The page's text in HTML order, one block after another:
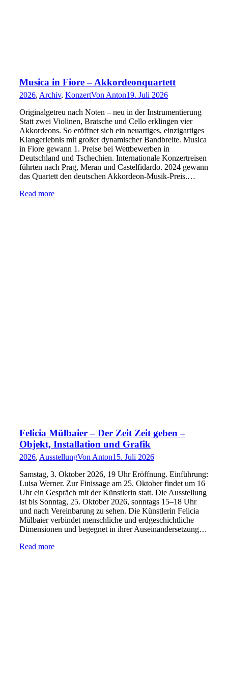
Musica in Fiore – Akkordeonquartett
2026, Archiv, KonzertVon Anton19. Juli 2026
Originalgetreu nach Noten – neu in der Instrumentierung
Statt zwei Violinen, Bratsche und Cello erklingen vier
Akkordeons. So eröffnet sich ein neuartiges, einzigartiges
Klangerlebnis mit großer dynamischer Bandbreite. Musica
in Fiore gewann 1. Preise bei Wettbewerben in
Deutschland und Tschechien. Internationale Konzertreisen
führten nach Prag, Meran und Castelfidardo. 2024 gewann
das Quartett den deutschen Akkordeon-Musik-Preis.…
Read more
Felicia Mülbaier – Der Zeit Zeit geben –
Objekt, Installation und Grafik
2026, AusstellungVon Anton15. Juli 2026
Samstag, 3. Oktober 2026, 19 Uhr Eröffnung. Einführung:
Luisa Werner. Zur Finissage am 25. Oktober findet um 16
Uhr ein Gespräch mit der Künstlerin statt. Die Ausstellung
ist bis Sonntag, 25. Oktober 2026, sonntags 15–18 Uhr
und nach Vereinbarung zu sehen. Die Künstlerin Felicia
Mülbaier verbindet menschliche und erdgeschichtliche
Dimensionen und begegnet in ihrer Auseinandersetzung…
Read more